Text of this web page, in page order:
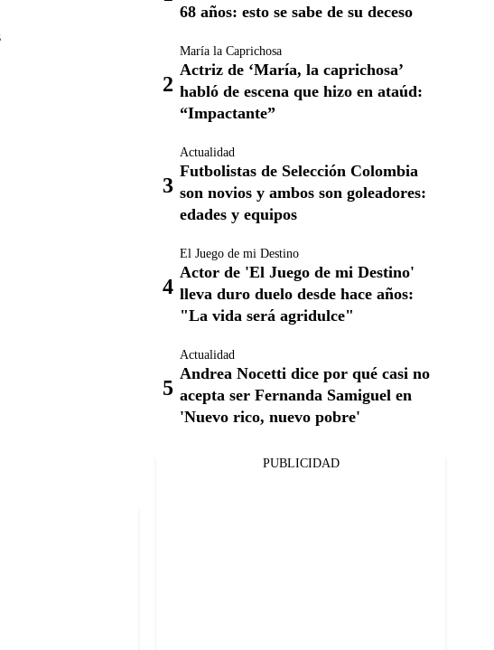
68 años: esto se sabe de su deceso
María la Caprichosa
Actriz de ‘María, la caprichosa’
habló de escena que hizo en ataúd:
“Impactante”
Actualidad
Futbolistas de Selección Colombia
son novios y ambos son goleadores:
edades y equipos
El Juego de mi Destino
Actor de 'El Juego de mi Destino'
lleva duro duelo desde hace años:
"La vida será agridulce"
Actualidad
Andrea Nocetti dice por qué casi no
acepta ser Fernanda Samiguel en
'Nuevo rico, nuevo pobre'
PUBLICIDAD